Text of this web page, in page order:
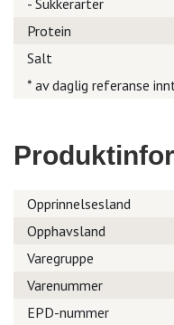
- Sukkerarter
Protein
Salt
* av daglig referanse
Opprinnelsesland
Opphavsland
Varegruppe
Varenummer
EPD-nummer